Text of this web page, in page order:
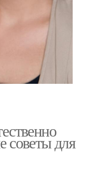
советы для